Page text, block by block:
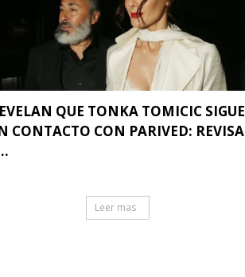
QUE TONKA TOMICIC SIGUE
CONTACTO CON PARIVED: REVISA
Leer mas